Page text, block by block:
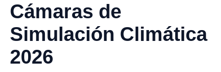
Cámaras de
Simulación Climática
2026